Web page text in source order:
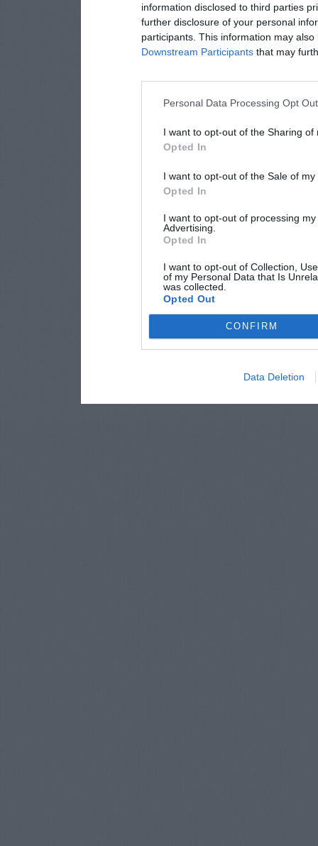
information disclosed to third parties
further disclosure of your personal
participants. This information may
Downstream Participants that may
Personal Data Processing Opt
I want to opt-out of the Sharing of
Opted In
I want to opt-out of the Sale of
Opted In
I want to opt-out of processing
Advertising.
Opted In
I want to opt-out of Collection,
of my Personal Data that Is
was collected.
Opted Out
CONFIRM
Data Deletion